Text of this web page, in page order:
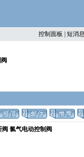
控制面板 短消
氯气电动控制阀